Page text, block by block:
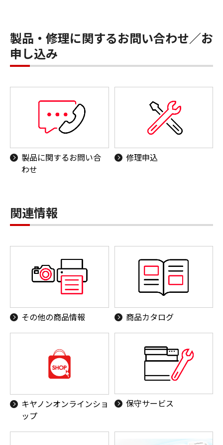
製品・修理に関するお問い合わせ／お
申し込み
製品に関するお問い合
わせ
修理申込
関連情報
その他の商品情報 商品カタログ
キヤノンオンラインショ
ップ
保守サービス